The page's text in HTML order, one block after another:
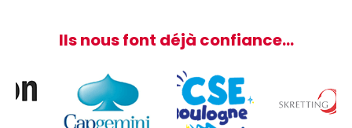
Ils nous font déjà confiance…